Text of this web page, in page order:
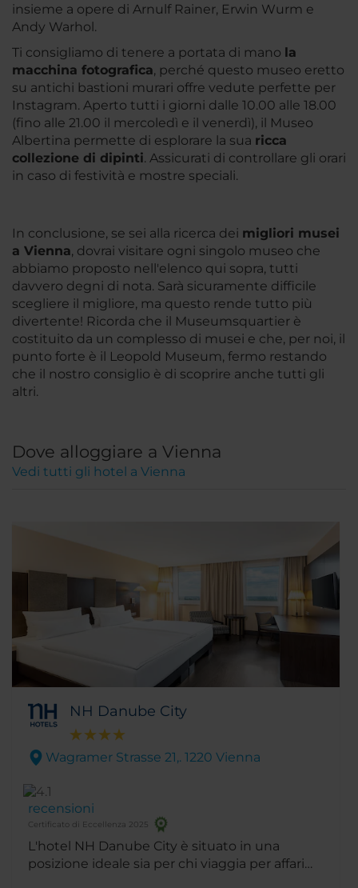
insieme a opere di Arnulf Rainer, Erwin Wurm e
Andy Warhol.
Ti consigliamo di tenere a portata di mano la
macchina fotografica, perché questo museo eretto
su antichi bastioni murari offre vedute perfette per
Instagram. Aperto tutti i giorni dalle 10.00 alle 18.00
(fino alle 21.00 il mercoledì e il venerdì), il Museo
Albertina permette di esplorare la sua ricca
collezione di dipinti. Assicurati di controllare gli orari
in caso di festività e mostre speciali.
In conclusione, se sei alla ricerca dei migliori musei
a Vienna, dovrai visitare ogni singolo museo che
abbiamo proposto nell'elenco qui sopra, tutti
davvero degni di nota. Sarà sicuramente difficile
scegliere il migliore, ma questo rende tutto più
divertente! Ricorda che il Museumsquartier è
costituito da un complesso di musei e che, per noi, il
punto forte è il Leopold Museum, fermo restando
che il nostro consiglio è di scoprire anche tutti gli
altri.
Dove alloggiare a Vienna
Vedi tutti gli hotel a Vienna
NH Danube City
Wagramer Strasse 21,. 1220 Vienna
recensioni
Certificato di Eccellenza 2025
L'hotel NH Danube City è situato in una
posizione ideale sia per chi viaggia per affari